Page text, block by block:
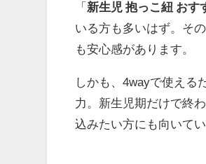
「 新生児 抱っこ紐 おす
いる方も多いはず。そ
も安心感があります。
しかも、4wayで使える
力。新生児期だけで終
込みたい方にも向いてい